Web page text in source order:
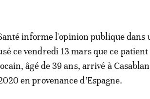
informe l'opinion publique dans
ce vendredi 13 mars que ce patient
âgé de 39 ans, arrivé à
en provenance d’Espagne.